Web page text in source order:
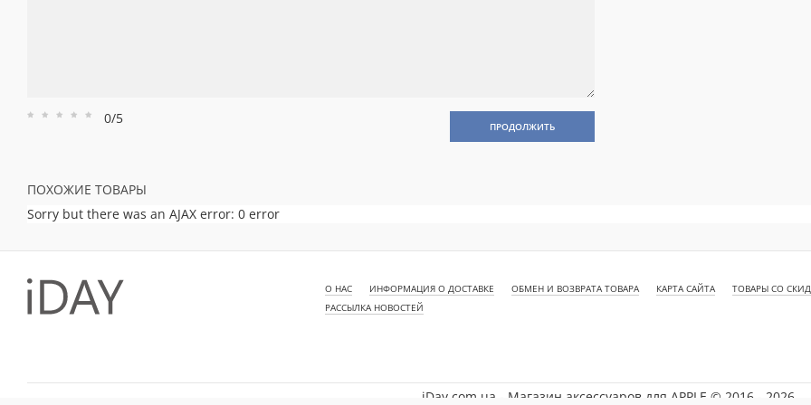
Рейтинг
Рейтинг
Рейтинг
Рейтинг
Рейтинг
0/5 ПРОДОЛЖИТЬ
ПОХОЖИЕ ТОВАРЫ
Sorry but there was an AJAX error: 0 error
О НАС ИНФОРМАЦИЯ О ДОСТАВКЕ ОБМЕН И ВОЗВРАТА ТОВАРА КАРТА САЙТА
ТОВАРЫ СО
РАССЫЛКА НОВОСТЕЙ
iDay.com.ua - Магазин аксессуаров для APPLE © 2016 - 2026